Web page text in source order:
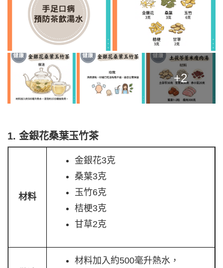
+2
1. 金銀花桑葉玉竹茶
材料
金銀花3克
桑葉3克
玉竹6克
桔梗3克
甘草2克
材料加入約500毫升熱水，